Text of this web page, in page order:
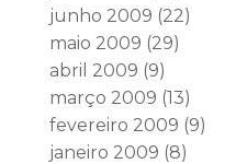
junho 2009 (22)
maio 2009 (29)
abril 2009 (9)
março 2009 (13)
fevereiro 2009 (9)
janeiro 2009 (8)